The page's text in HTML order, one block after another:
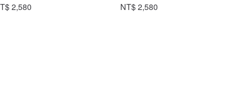
2,580
NT$ 2,580